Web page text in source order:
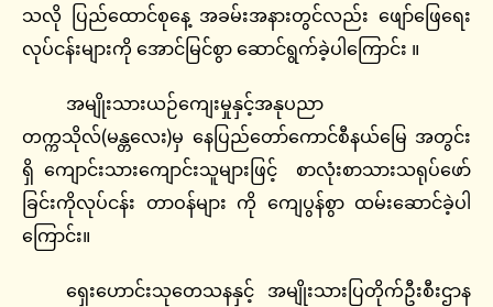
သလို ပြည်ထောင်စုနေ့ အခမ်းအနားတွင်လည်း ဖျော်ဖြေရေး
လုပ်ငန်းများကို အောင်မြင်စွာ ဆောင်ရွက်ခဲ့ပါကြောင်း ။
အမျိုးသားယဉ်ကျေးမှုနှင့်အနုပညာ
တက္ကသိုလ်(မန္တလေး)မှ နေပြည်တော်ကောင်စီနယ်မြေ အတွင်း
ရှိ ကျောင်းသားကျောင်းသူများဖြင့် စာလုံးစာသားသရုပ်ဖော်
ခြင်းကိုလုပ်ငန်း တာဝန်များ ကို ကျေပွန်စွာ ထမ်းဆောင်ခဲ့ပါ
ကြောင်း။
ရှေးဟောင်းသုတေသနနှင့် အမျိုးသားပြတိုက်ဦးစီးဌာန